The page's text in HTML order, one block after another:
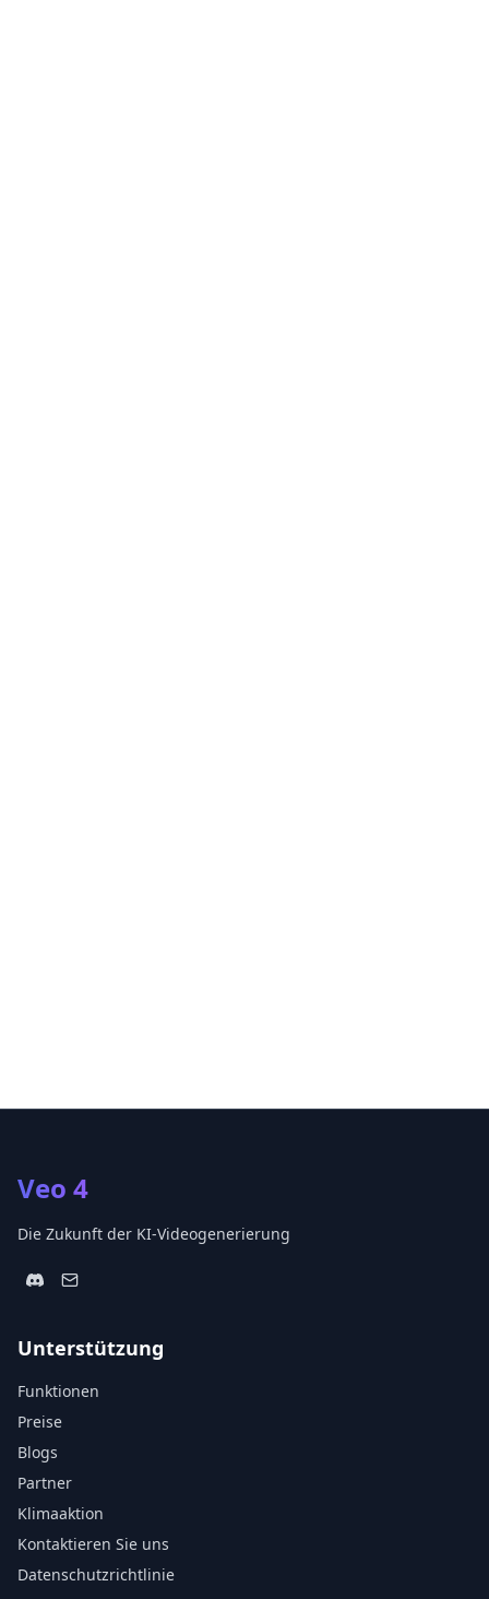
Veo 4
Die Zukunft der KI-Videogenerierung
Unterstützung
Funktionen
Preise
Blogs
Partner
Klimaaktion
Kontaktieren Sie uns
Datenschutzrichtlinie